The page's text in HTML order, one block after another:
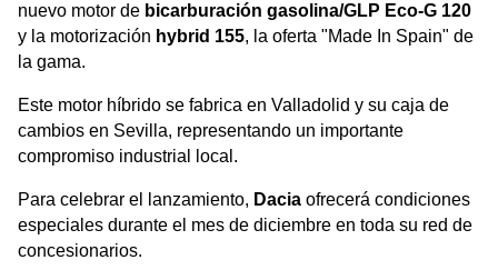
nuevo motor de bicarburación gasolina/GLP Eco-G 120
y la motorización hybrid 155, la oferta "Made In Spain" de
la gama.
Este motor híbrido se fabrica en Valladolid y su caja de
cambios en Sevilla, representando un importante
compromiso industrial local.
Para celebrar el lanzamiento, Dacia ofrecerá condiciones
especiales durante el mes de diciembre en toda su red de
concesionarios.